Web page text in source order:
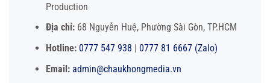
Production
Địa chỉ:68 Nguyễn Huệ, Phường Sài Gòn, TP.HCM
Hotline: 0777 547 938 | 0777 81 6667 (Zalo)
Email: admin@chaukhongmedia.vn